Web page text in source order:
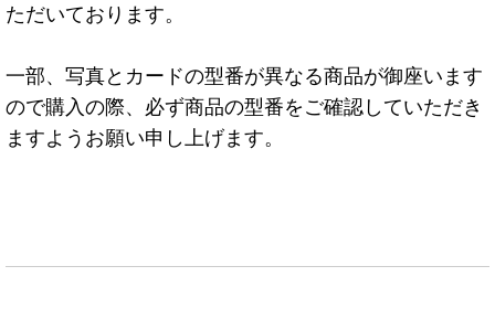
ただいております。
一部、写真とカードの型番が異なる商品が御座います
ので購入の際、必ず商品の型番をご確認していただき
ますようお願い申し上げます。